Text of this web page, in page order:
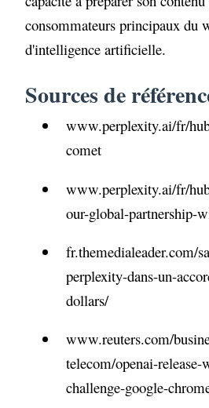
consommateurs principaux du
d'intelligence artificielle.
Sources de
www.perplexity.ai/fr/
comet
www.perplexity.ai/fr/
our-global-partnership-
fr.themedialeader.com/
perplexity-dans-un-
dollars/
www.reuters.com/
telecom/openai-release-
challenge-google-